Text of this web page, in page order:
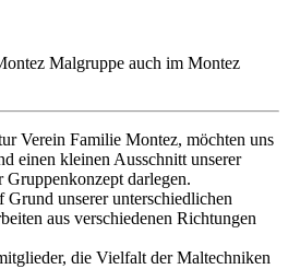
Malgruppe auch im Montez
Verein Familie Montez, möchten uns
einen kleinen Ausschnitt unserer
darlegen.
unserer unterschiedlichen
aus verschiedenen Richtungen
die Vielfalt der Maltechniken